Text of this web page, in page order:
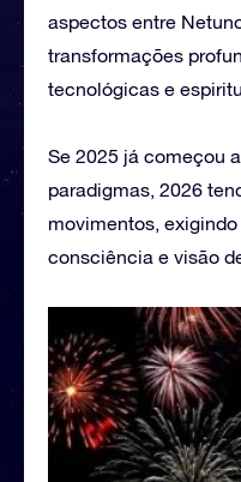
aspectos entre
transformações
tecnológicas e
Se 2025 já começou
paradigmas, 2026
movimentos,
consciência e visão